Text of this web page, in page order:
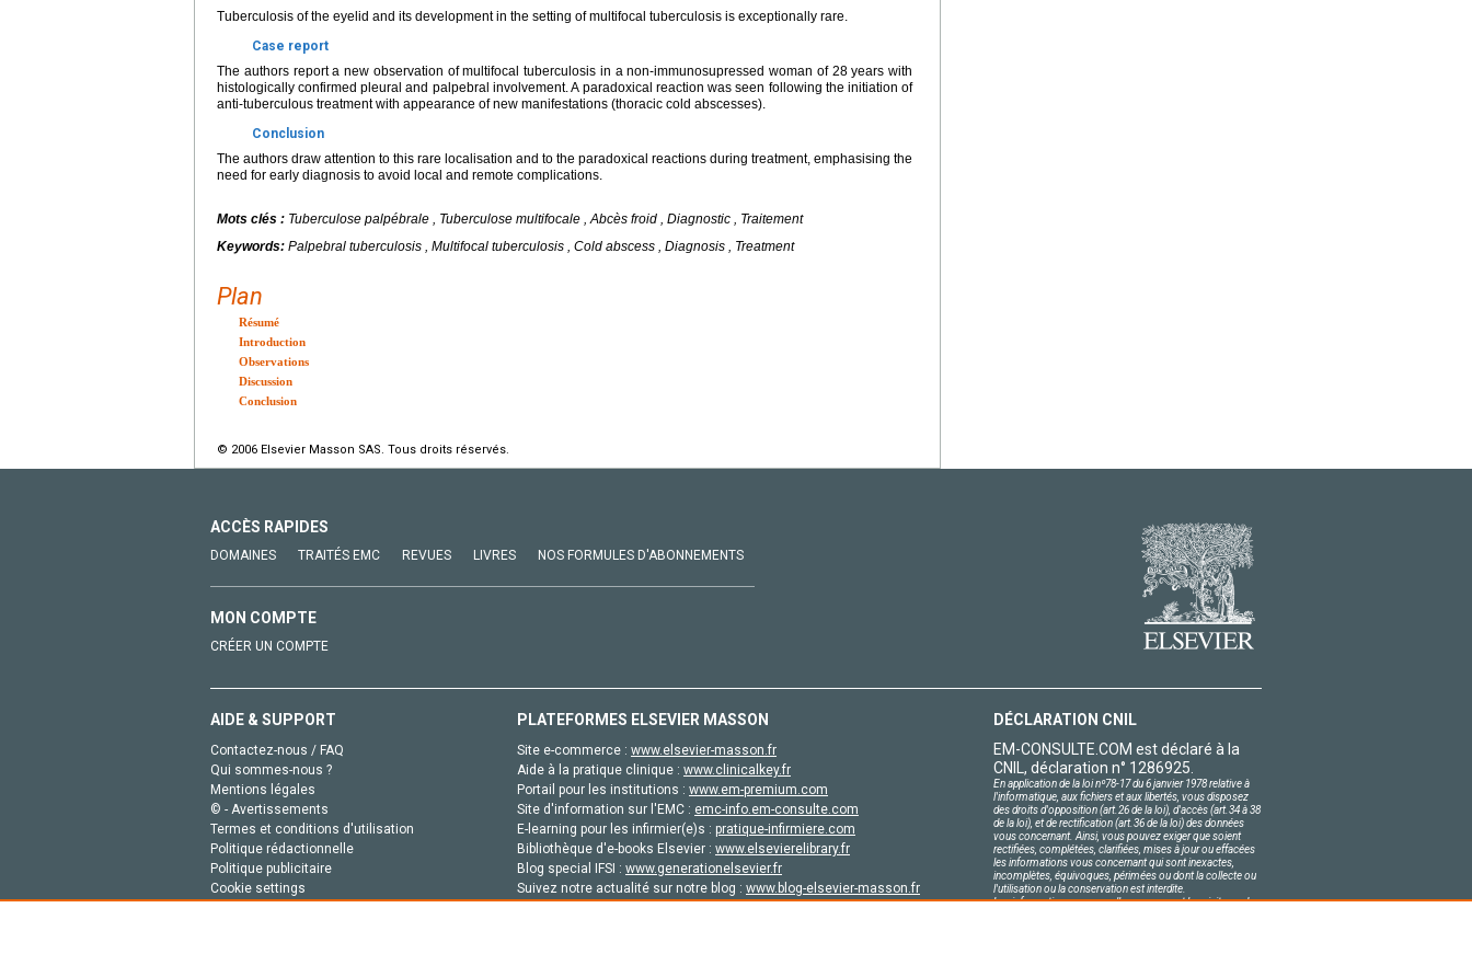
Tuberculosis of the eyelid and its development in the setting of multifocal tuberculosis is exceptionally rare.
Case report
The authors report a new observation of multifocal tuberculosis in a non-immunosupressed woman of 28 years with
histologically confirmed pleural and palpebral involvement. A paradoxical reaction was seen following the initiation of
anti-tuberculous treatment with appearance of new manifestations (thoracic cold abscesses).
Conclusion
The authors draw attention to this rare localisation and to the paradoxical reactions during treatment, emphasising the
need for early diagnosis to avoid local and remote complications.
Mots clés : Tuberculose palpébrale , Tuberculose multifocale , Abcès froid , Diagnostic , Traitement
Keywords: Palpebral tuberculosis , Multifocal tuberculosis , Cold abscess , Diagnosis , Treatment
Plan
Résumé
Introduction
Observations
Discussion
Conclusion
© 2006 Elsevier Masson SAS. Tous droits réservés.
ACCÈS RAPIDES
DOMAINES TRAITÉS EMC REVUES LIVRES NOS FORMULES D'ABONNEMENTS
MON COMPTE
CRÉER UN COMPTE
AIDE & SUPPORT
Contactez-nous / FAQ
Qui sommes-nous ?
Mentions légales
© - Avertissements
Termes et conditions d'utilisation
Politique rédactionnelle
Politique publicitaire
Cookie settings
PLATEFORMES ELSEVIER MASSON
Site e-commerce : www.elsevier-masson.fr
Aide à la pratique clinique : www.clinicalkey.fr
Portail pour les institutions : www.em-premium.com
Site d'information sur l'EMC : emc-info.em-consulte.com
E-learning pour les infirmier(e)s : pratique-infirmiere.com
Bibliothèque d'e-books Elsevier : www.elsevierelibrary.fr
Blog special IFSI : www.generationelsevier.fr
Suivez notre actualité sur notre blog : www.blog-elsevier-masson.fr
DÉCLARATION CNIL
EM-CONSULTE.COM est déclaré à la
CNIL, déclaration n° 1286925.
En application de la loi nº78-17 du 6 janvier 1978 relative à
l'informatique, aux fichiers et aux libertés, vous disposez
des droits d'opposition (art.26 de la loi), d'accès (art.34 à 38
de la loi), et de rectification (art.36 de la loi) des données
vous concernant. Ainsi, vous pouvez exiger que soient
rectifiées, complétées, clarifiées, mises à jour ou effacées
les informations vous concernant qui sont inexactes,
incomplètes, équivoques, périmées ou dont la collecte ou
l'utilisation ou la conservation est interdite.
Les informations personnelles concernant les visiteurs de